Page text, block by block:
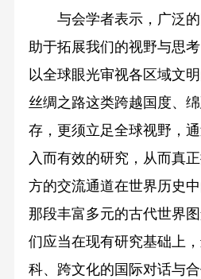
与会学者表示，广泛的
助于拓展我们的视野与思
以全球眼光审视各区域文
丝绸之路这类跨越国度、
存，更须立足全球视野，
入而有效的研究，从而真
方的交流通道在世界历史
那段丰富多元的古代世界
们应当在现有研究基础上
科、跨文化的国际对话与